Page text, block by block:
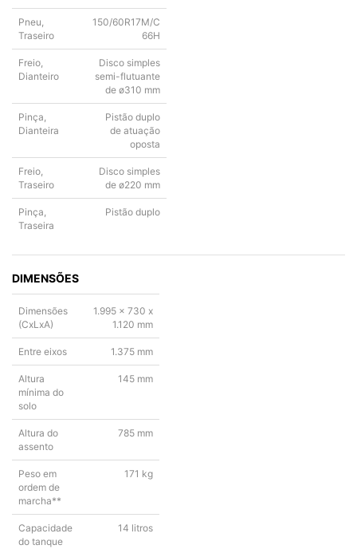
Pneu,
Traseiro
150/60R17M/C
66H
Freio,
Dianteiro
Disco simples
semi-flutuante
de ø310 mm
Pinça,
Dianteira
Pistão duplo
de atuação
oposta
Freio,
Traseiro
Disco simples
de ø220 mm
Pinça,
Traseira
Pistão duplo
DIMENSÕES
Dimensões
(CxLxA)
1.995 x 730 x
1.120 mm
Entre eixos 1.375 mm
Altura
mínima do
solo
145 mm
Altura do
assento
785 mm
Peso em
ordem de
marcha**
171 kg
Capacidade
do tanque
14 litros